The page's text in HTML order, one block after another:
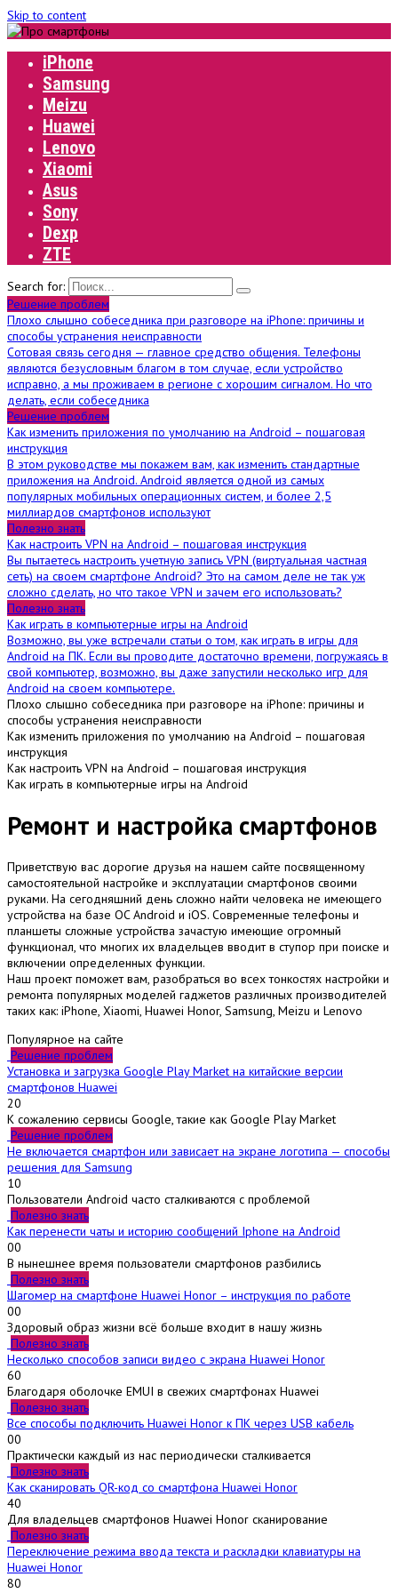
Skip to content
iPhone
Samsung
Meizu
Huawei
Lenovo
Xiaomi
Asus
Sony
Dexp
ZTE
Search for:
Решение проблем
Плохо слышно собеседника при разговоре на iPhone: причины и
способы устранения неисправности
Сотовая связь сегодня — главное средство общения. Телефоны
являются безусловным благом в том случае, если устройство
исправно, а мы проживаем в регионе с хорошим сигналом. Но что
делать, если собеседника
Решение проблем
Как изменить приложения по умолчанию на Android – пошаговая
инструкция
В этом руководстве мы покажем вам, как изменить стандартные
приложения на Android. Android является одной из самых
популярных мобильных операционных систем, и более 2,5
миллиардов смартфонов используют
Полезно знать
Как настроить VPN на Android – пошаговая инструкция
Вы пытаетесь настроить учетную запись VPN (виртуальная частная
сеть) на своем смартфоне Android? Это на самом деле не так уж
сложно сделать, но что такое VPN и зачем его использовать?
Полезно знать
Как играть в компьютерные игры на Android
Возможно, вы уже встречали статьи о том, как играть в игры для
Android на ПК. Если вы проводите достаточно времени, погружаясь в
свой компьютер, возможно, вы даже запустили несколько игр для
Android на своем компьютере.
Плохо слышно собеседника при разговоре на iPhone: причины и
способы устранения неисправности
Как изменить приложения по умолчанию на Android – пошаговая
инструкция
Как настроить VPN на Android – пошаговая инструкция
Как играть в компьютерные игры на Android
Ремонт и настройка смартфонов
Приветствую вас дорогие друзья на нашем сайте посвященному
самостоятельной настройке и эксплуатации смартфонов своими
руками. На сегодняшний день сложно найти человека не имеющего
устройства на базе OC Android и iOS. Современные телефоны и
планшеты сложные устройства зачастую имеющие огромный
функционал, что многих их владельцев вводит в ступор при поиске и
включении определенных функции.
Наш проект поможет вам, разобраться во всех тонкостях настройки и
ремонта популярных моделей гаджетов различных производителей
таких как: iPhone, Xiaomi, Huawei Honor, Samsung, Meizu и Lenovo
Популярное на сайте
Решение проблем
Установка и загрузка Google Play Market на китайские версии
смартфонов Huawei
20
К сожалению сервисы Google, такие как Google Play Market
Решение проблем
Не включается смартфон или зависает на экране логотипа — способы
решения для Samsung
10
Пользователи Android часто сталкиваются с проблемой
Полезно знать
Как перенести чаты и историю сообщений Iphone на Android
00
В нынешнее время пользователи смартфонов разбились
Полезно знать
Шагомер на смартфоне Huawei Honor – инструкция по работе
00
Здоровый образ жизни всё больше входит в нашу жизнь
Полезно знать
Несколько способов записи видео с экрана Huawei Honor
60
Благодаря оболочке EMUI в свежих смартфонах Huawei
Полезно знать
Все способы подключить Huawei Honor к ПК через USB кабель
00
Практически каждый из нас периодически сталкивается
Полезно знать
Как сканировать QR-код со смартфона Huawei Honor
40
Для владельцев смартфонов Huawei Honor сканирование
Полезно знать
Переключение режима ввода текста и раскладки клавиатуры на
Huawei Honor
80